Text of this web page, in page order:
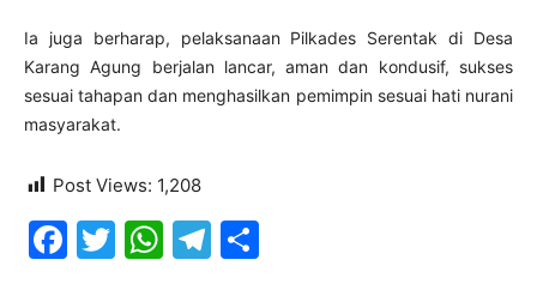
Ia juga berharap, pelaksanaan Pilkades Serentak di Desa
Karang Agung berjalan lancar, aman dan kondusif, sukses
sesuai tahapan dan menghasilkan pemimpin sesuai hati nurani
masyarakat.
Post Views: 1,208
Facebook
Twitter
WhatsApp
Telegram